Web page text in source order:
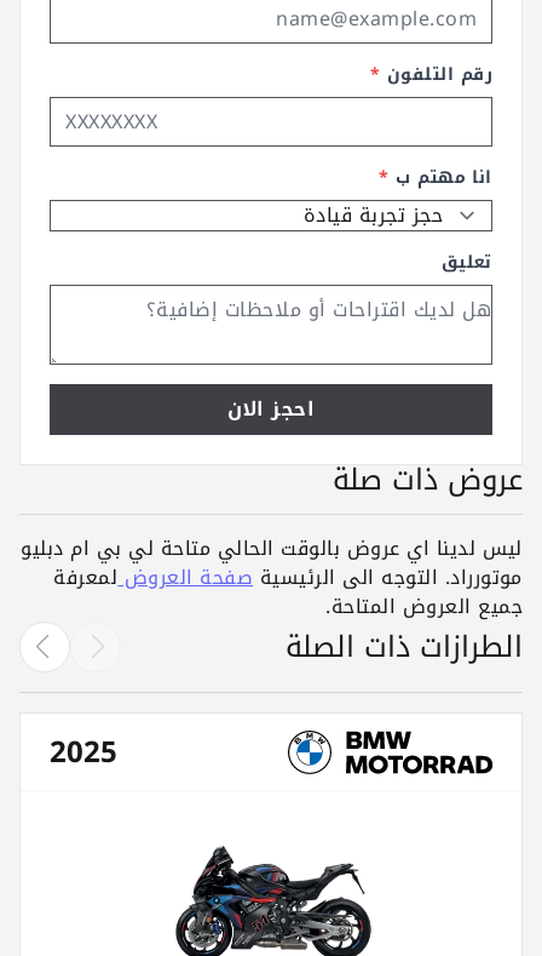
رقم التلفون *
انا مهتم ب *
تعليق
احجز الان
عروض ذات صلة
ليس لدينا اي عروض بالوقت الحالي متاحة لي بي ام دبليو
موتورراد. التوجه الى الرئيسية صفحة العروضلمعرفة
جميع العروض المتاحة.
الطرازات ذات الصلة
2025